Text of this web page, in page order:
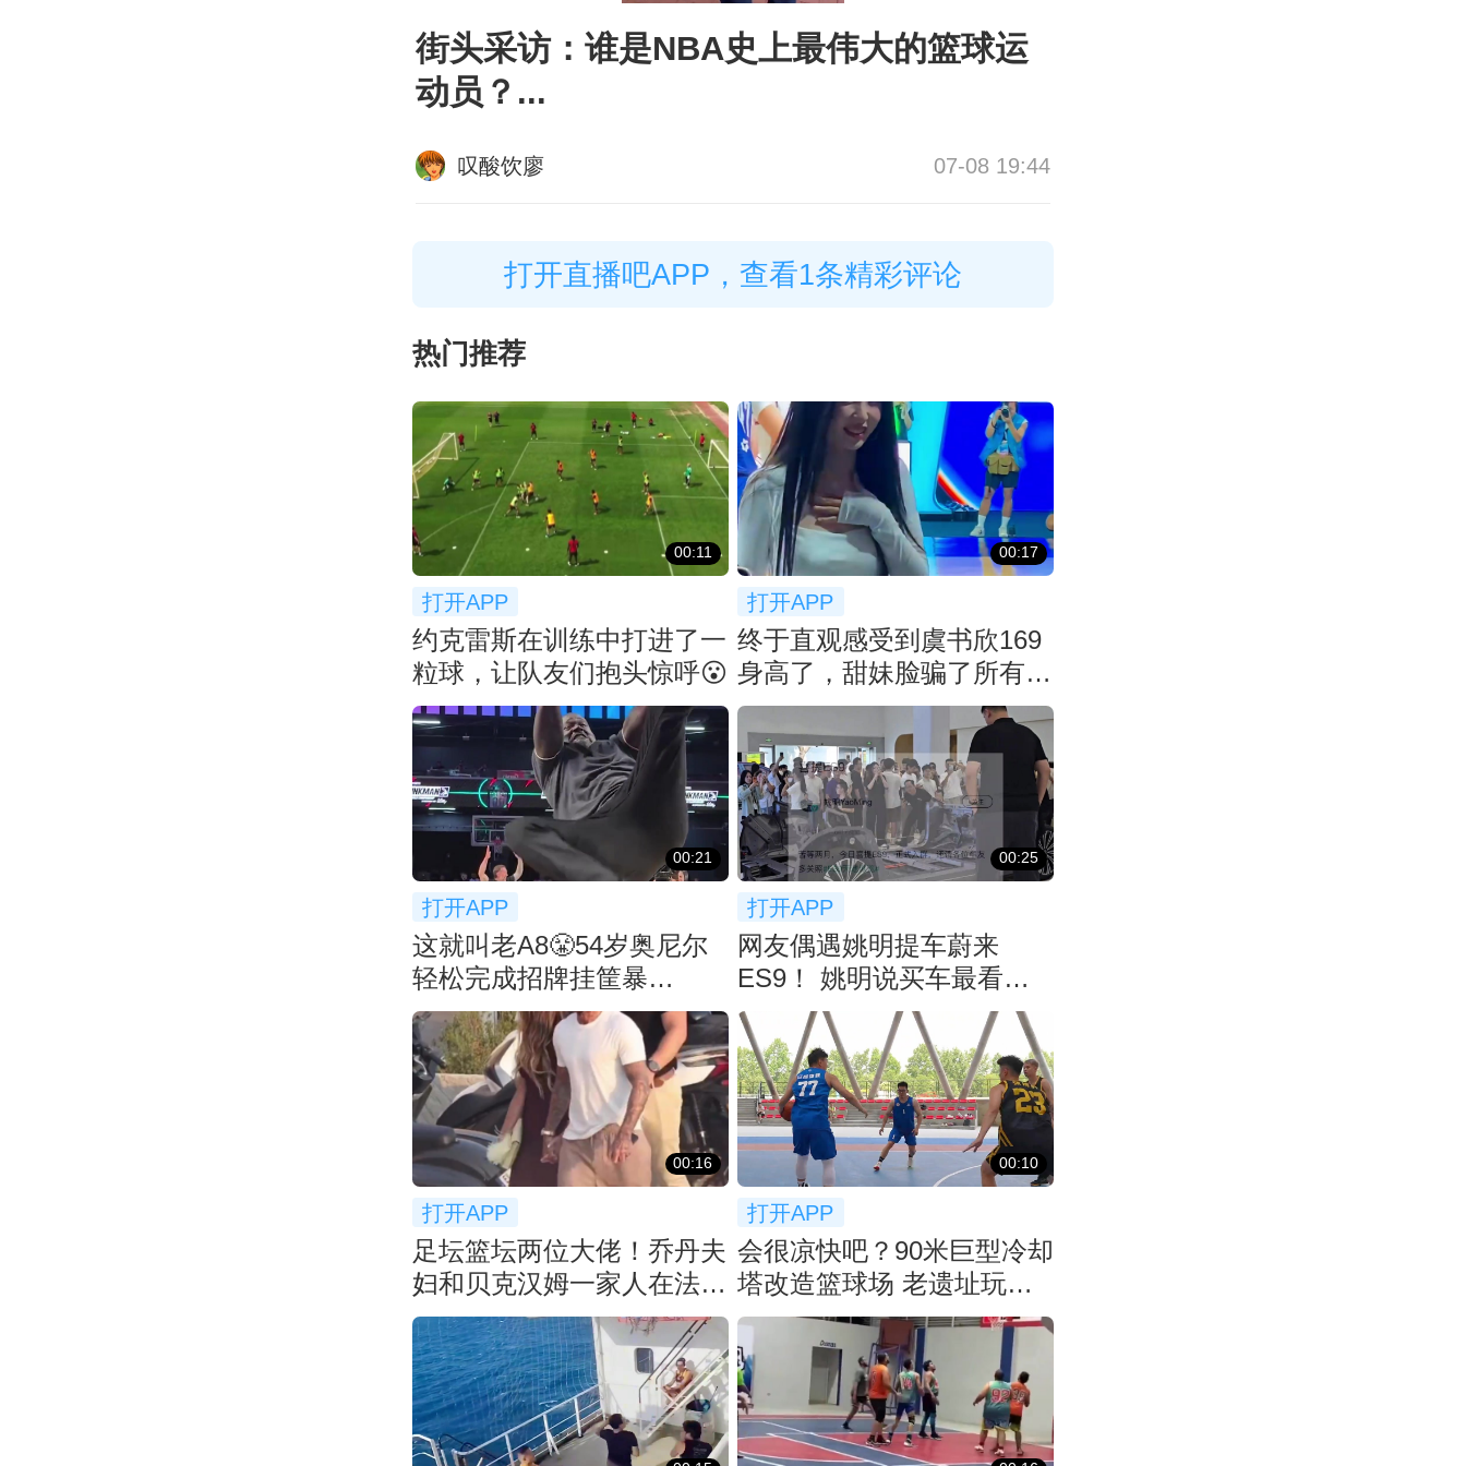
街头采访：谁是NBA史上最伟大的篮球运
动员？...
叹酸饮廖 07-08 19:44
打开直播吧APP，查看1条精彩评论
热门推荐
00:11
打开APP
约克雷斯在训练中打进了一
粒球，让队友们抱头惊呼😮
00:17
打开APP
终于直观感受到虞书欣169
身高了，甜妹脸骗了所有人
👀
00:21
打开APP
这就叫老A8😤54岁奥尼尔
轻松完成招牌挂筐暴
扣！！！
00:25
打开APP
网友偶遇姚明提车蔚来
ES9！ 姚明说买车最看重
空间：等了2月
00:16
打开APP
足坛篮坛两位大佬！乔丹夫
妇和贝克汉姆一家人在法国
一起聚餐
00:10
打开APP
会很凉快吧？90米巨型冷却
塔改造篮球场 老遗址玩出
新潮流！